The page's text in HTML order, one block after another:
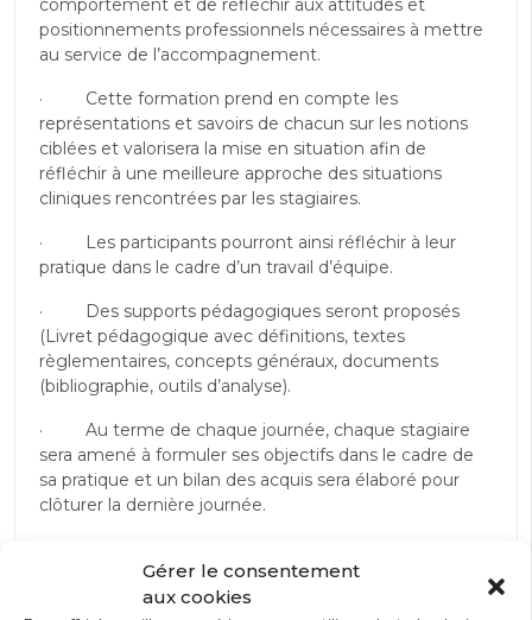
Gérer le consentement
aux cookies
comportement et de réfléchir aux attitudes et
positionnements professionnels nécessaires à mettre
au service de l’accompagnement.
· Cette formation prend en compte les
représentations et savoirs de chacun sur les notions
ciblées et valorisera la mise en situation afin de
réfléchir à une meilleure approche des situations
cliniques rencontrées par les stagiaires.
· Les participants pourront ainsi réfléchir à leur
pratique dans le cadre d’un travail d’équipe.
· Des supports pédagogiques seront proposés
(Livret pédagogique avec définitions, textes
règlementaires, concepts généraux, documents
(bibliographie, outils d’analyse).
· Au terme de chaque journée, chaque stagiaire
sera amené à formuler ses objectifs dans le cadre de
sa pratique et un bilan des acquis sera élaboré pour
clôturer la dernière journée.
pratiques favorise l’appropriation individuelle des
concepts et des techniques abordées et leur